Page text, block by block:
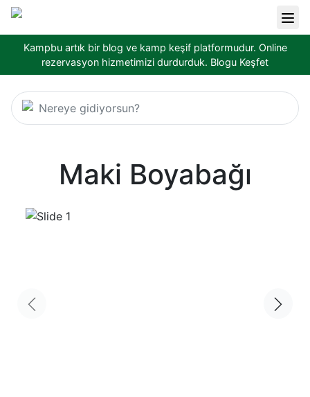
Kampbu artık bir blog ve kamp keşif platformudur. Online
rezervasyon hizmetimizi durdurduk. Blogu Keşfet
Nereye gidiyorsun?
Maki Boyabağı